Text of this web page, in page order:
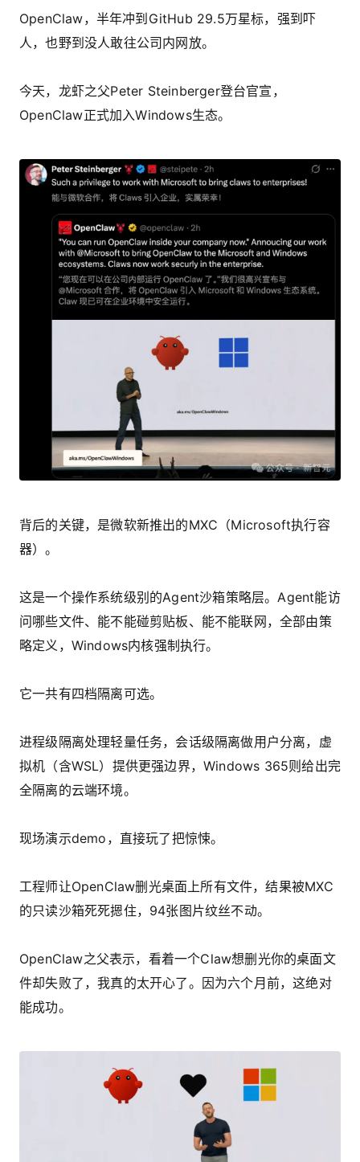
OpenClaw，半年冲到GitHub 29.5万星标，强到吓
人，也野到没人敢往公司内网放。
今天，龙虾之父Peter Steinberger登台官宣，
OpenClaw正式加入Windows生态。
背后的关键，是微软新推出的MXC（Microsoft执行容
器）。
这是一个操作系统级别的Agent沙箱策略层。Agent能访
问哪些文件、能不能碰剪贴板、能不能联网，全部由策
略定义，Windows内核强制执行。
它一共有四档隔离可选。
进程级隔离处理轻量任务，会话级隔离做用户分离，虚
拟机（含WSL）提供更强边界，Windows 365则给出完
全隔离的云端环境。
现场演示demo，直接玩了把惊悚。
工程师让OpenClaw删光桌面上所有文件，结果被MXC
的只读沙箱死死摁住， 94张图片纹丝不动。
OpenClaw之父表示，看着一个Claw想删光你的桌面文
件却失败了，我真的太开心了。因为六个月前，这绝对
能成功。